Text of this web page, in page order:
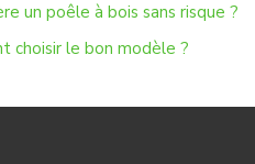
un poêle à bois sans risque ?
choisir le bon modèle ?